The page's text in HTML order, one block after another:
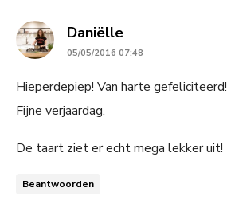
Daniëllesays:
05/05/2016 07:48
Hieperdepiep! Van harte gefeliciteerd!
Fijne verjaardag.
De taart ziet er echt mega lekker uit!
Beantwoorden